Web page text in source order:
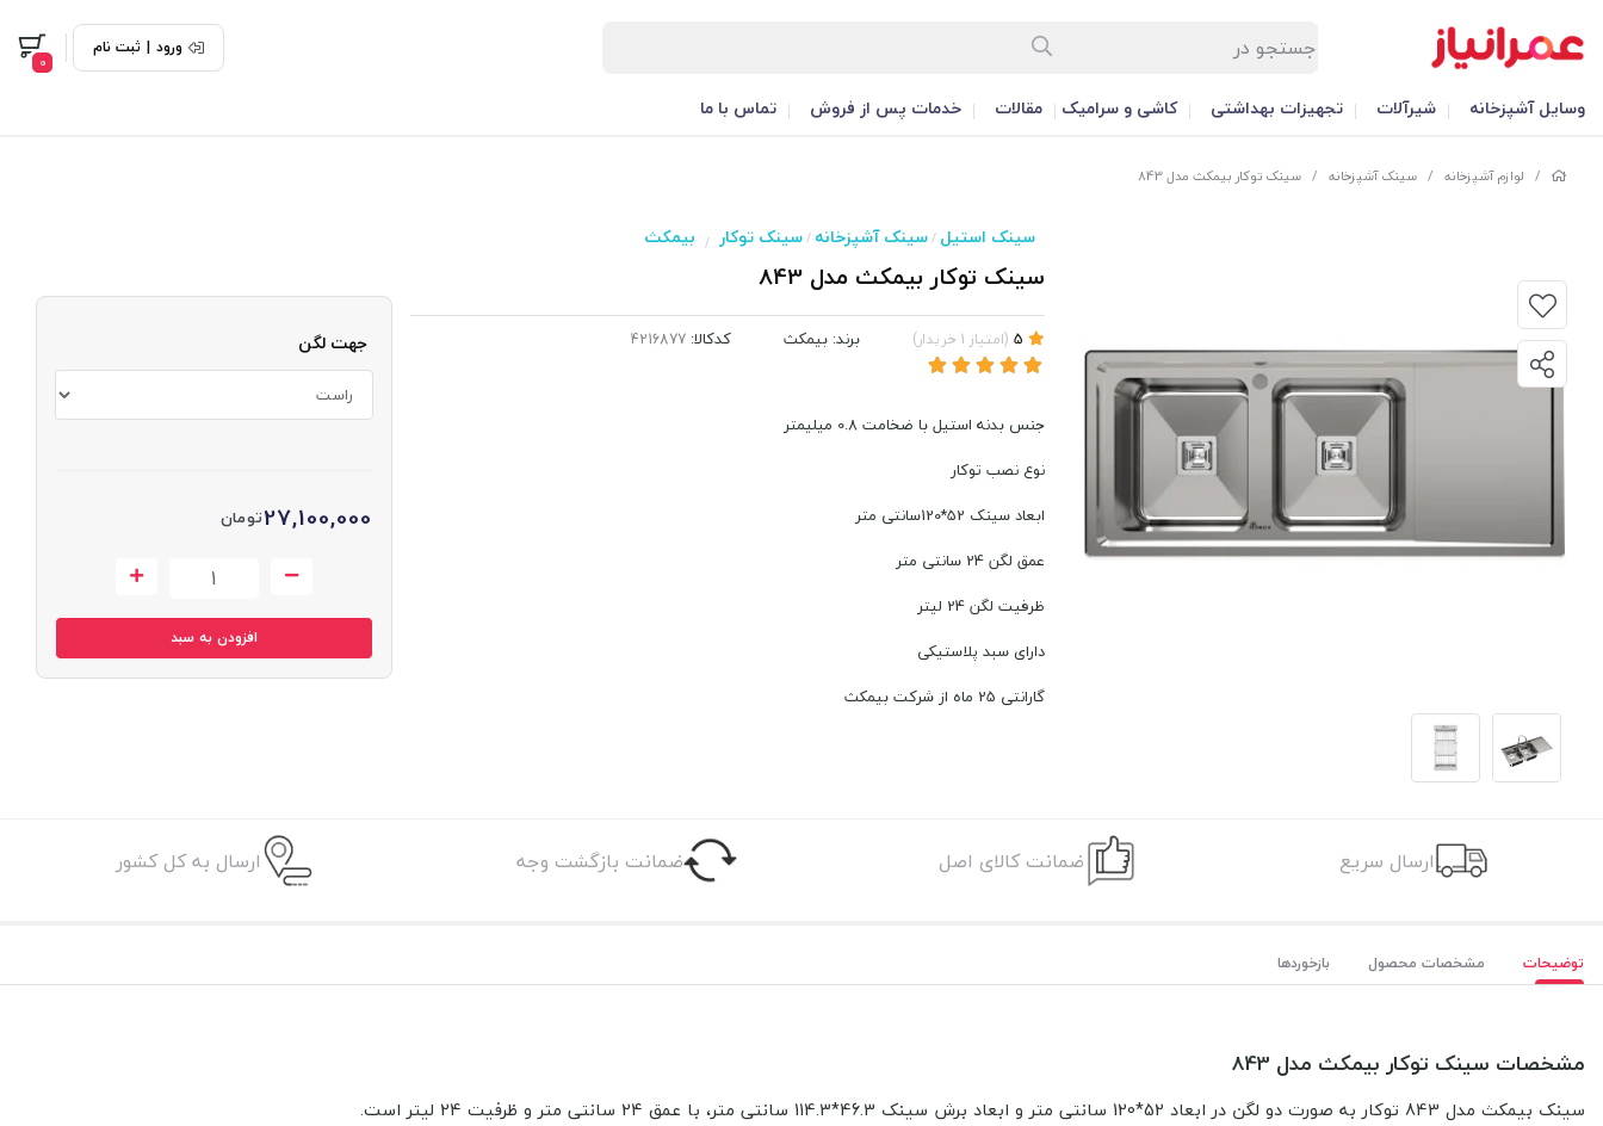
ورود | ثبت نام
0
وسایل آشپزخانه شیرآلات تجهیزات بهداشتی کاشی و سرامیک مقالات خدمات پس از فروش تماس با ما
/ لوازم آشپزخانه / سینک آشپزخانه / سینک توکار بیمکث مدل 843
سینک استیل /سینک آشپزخانه /سینک توکار / بیمکث
سینک توکار بیمکث مدل 843
(امتیاز 1 خریدار) برند: بیمکث کدکالا:
جنس بدنه استیل با ضخامت 0.8 میلیمتر
نوع نصب توکار
ابعاد سینک 52*120سانتی متر
عمق لگن 24 سانتی متر
ظرفیت لگن 24 لیتر
دارای سبد پلاستیکی
گارانتی 25 ماه از شرکت بیمکث
جهت لگن
27,100,000تومان
افزودن به سبد
ارسال سریع ضمانت کالای اصل ضمانت بازگشت وجه ارسال به کل کشور
توضیحات مشخصات محصول بازخوردها
مشخصات سینک توکار بیمکث مدل 843
سینک بیمکث مدل 843 توکار به صورت دو لگن در ابعاد 52*120 سانتی متر و ابعاد برش سینک 46.3*114.3 سانتی متر، با عمق 24 سانتی‌ متر و ظرفیت 24 لیتر
است.